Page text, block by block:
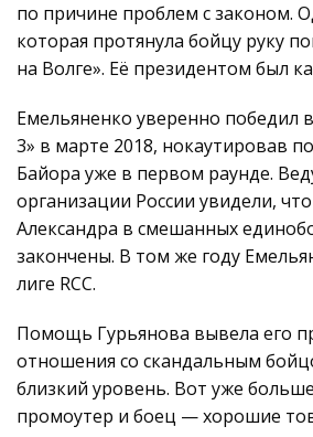
по причине проблем с законом.
которая протянула бойцу руку
на Волге». Её президентом был
Емельяненко уверенно победил
3» в марте 2018, нокаутировав
Байора уже в первом раунде.
организации России увидели,
Александра в смешанных
закончены. В том же году
лиге RCC.
Помощь Гурьянова вывела его
отношения со скандальным
близкий уровень. Вот уже
промоутер и боец — хорошие